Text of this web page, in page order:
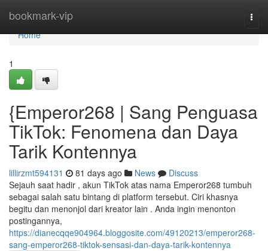
bookmark-vip
Home
Home
1
{Emperor268 | Sang Penguasa
TikTok: Fenomena dan Daya
Tarik Kontennya
lillirzmt594131 81 days ago News
Discuss
Sejauh saat hadir , akun TikTok atas nama Emperor268 tumbuh
sebagai salah satu bintang di platform tersebut. Ciri khasnya
begitu dan menonjol dari kreator lain . Anda ingin menonton
postingannya,
https://dianecqqe904964.bloggosite.com/49120213/emperor268-
sang-emperor268-tiktok-sensasi-dan-daya-tarik-kontennya